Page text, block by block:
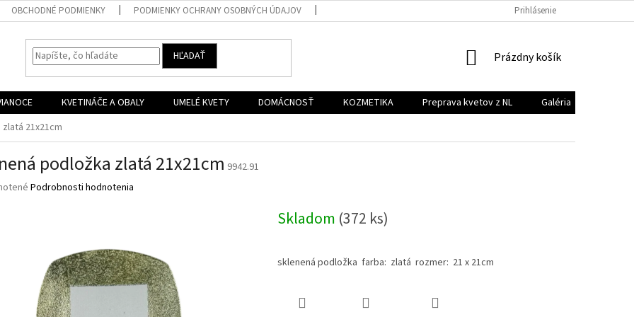
OBCHODNÉ PODMIENKY PODMIENKY OCHRANY OSOBNÝCH ÚDAJOV KONTAKT
Prihlásenie
HĽADAŤ
NÁKUPNÝ
Prázdny košík
KVETINÁČE A OBALY UMELÉ KVETY DOMÁCNOSŤ KOZMETIKA Preprava kvetov z NL Galéria
21x21cm
podložka zlatá 21x21cm 9942.91
Podrobnosti hodnotenia
Skladom (372 ks)
sklenená podložka farba: zlatá rozmer: 21 x 21cm